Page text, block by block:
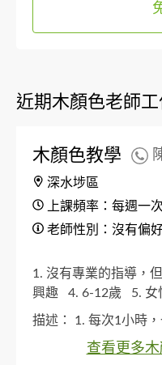
近期木顏色老師
木顏色教學
深水埗區
上課頻率：每週一次
老師性別：沒有偏
1. 沒有專業的指導，
興趣
4. 6-12歲 5. 女
描述： 1. 每次1小時
查看更多